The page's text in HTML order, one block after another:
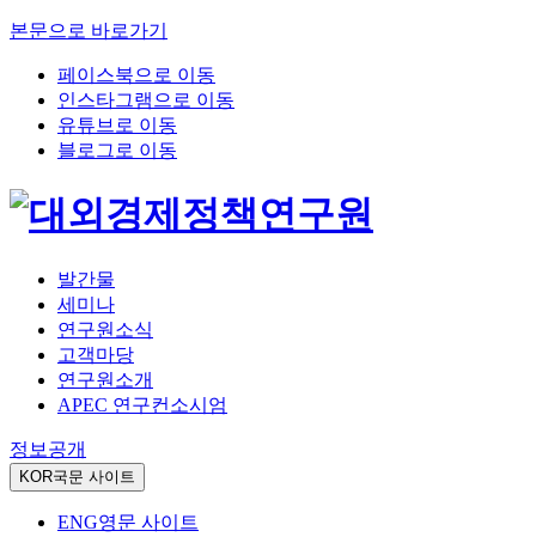
본문으로 바로가기
페이스북으로 이동
인스타그램으로 이동
유튜브로 이동
블로그로 이동
발간물
세미나
연구원소식
고객마당
연구원소개
APEC 연구컨소시엄
정보공개
KOR국문 사이트
ENG영문 사이트